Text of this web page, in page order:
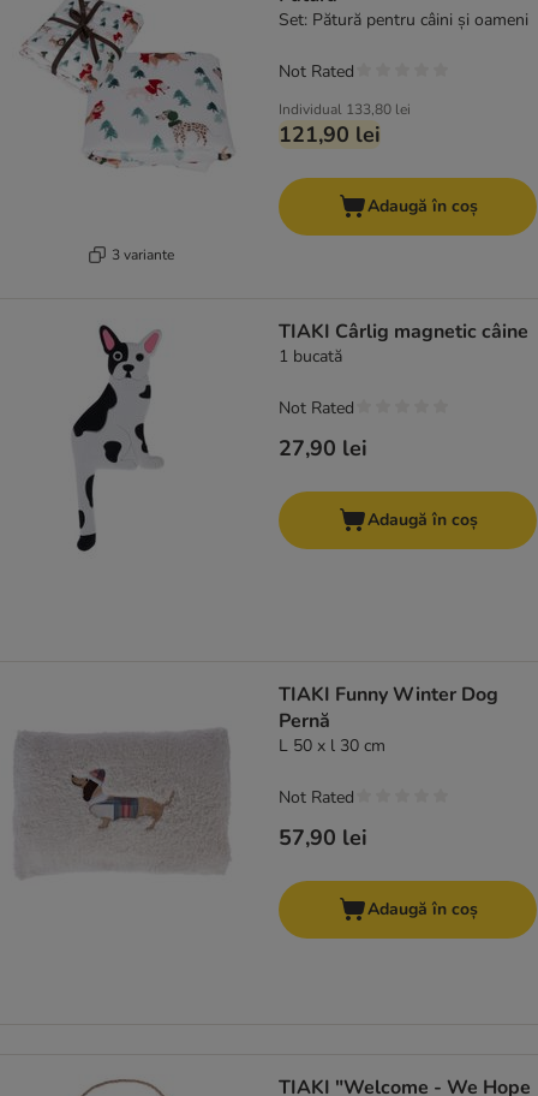
3 variante
Set: Pătură pentru câini și oameni
Individual 133,80 lei
121,90 lei
Not Rated
Adaugă în coș
TIAKI Cârlig magnetic câine
1 bucată
27,90 lei
Not Rated
Adaugă în coș
TIAKI Funny Winter Dog
Pernă
L 50 x l 30 cm
57,90 lei
Not Rated
Adaugă în coș
TIAKI "Welcome - We Hope